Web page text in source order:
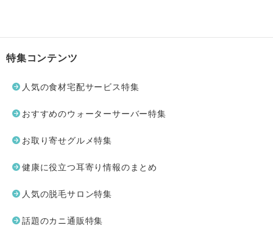
特集コンテンツ
人気の食材宅配サービス特集
おすすめのウォーターサーバー特集
お取り寄せグルメ特集
健康に役立つ耳寄り情報のまとめ
人気の脱毛サロン特集
話題のカニ通販特集